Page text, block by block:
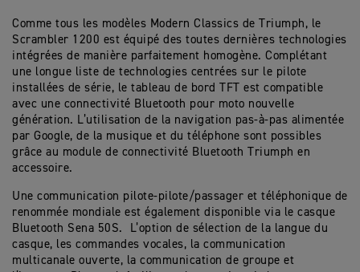
Comme tous les modèles Modern Classics de Triumph, le
Scrambler 1200 est équipé des toutes dernières technologies
intégrées de manière parfaitement homogène. Complétant
une longue liste de technologies centrées sur le pilote
installées de série, le tableau de bord TFT est compatible
avec une connectivité Bluetooth pour moto nouvelle
génération. L’utilisation de la navigation pas-à-pas alimentée
par Google, de la musique et du téléphone sont possibles
grâce au module de connectivité Bluetooth Triumph en
accessoire.
Une communication pilote-pilote/passager et téléphonique de
renommée mondiale est également disponible via le casque
Bluetooth Sena 50S. L’option de sélection de la langue du
casque, les commandes vocales, la communication
multicanale ouverte, la communication de groupe et